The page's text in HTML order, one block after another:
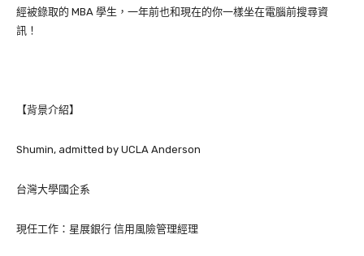
經被錄取的 MBA 學生，一年前也和現在的你一樣坐在電腦前搜尋資
訊！
【背景介紹】
Shumin, admitted by UCLA Anderson
台灣大學國企系
現任工作： 星展銀行 信用風險管理經理